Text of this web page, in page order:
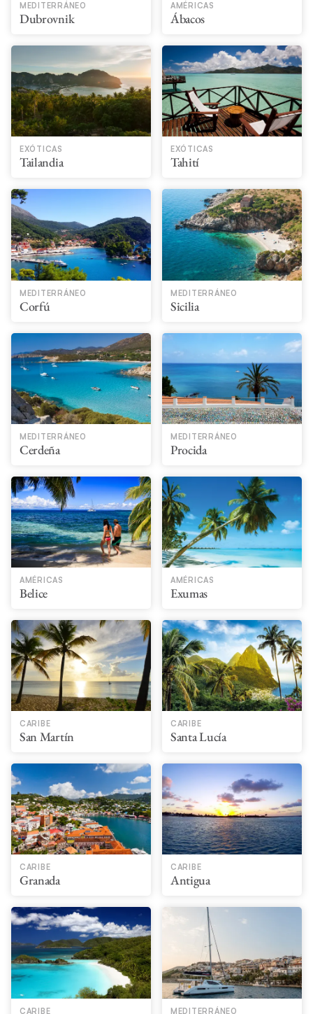
MEDITERRÁNEO
Dubrovnik
AMÉRICAS
Ábacos
EXÓTICAS
Tailandia
EXÓTICAS
Tahití​
MEDITERRÁNEO
Corfú
MEDITERRÁNEO
Sicilia
MEDITERRÁNEO
Cerdeña
MEDITERRÁNEO
Procida
AMÉRICAS
Belice
AMÉRICAS
Exumas
CARIBE
San Martín
CARIBE
Santa Lucía
CARIBE
Granada
CARIBE
Antigua
CARIBE MEDITERRÁNEO